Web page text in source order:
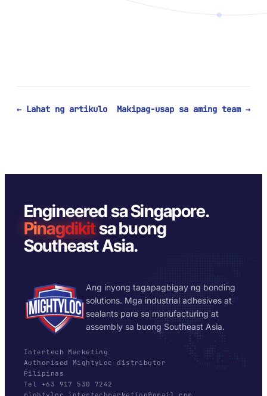
← Lahat ng artikulo Makipag-usap sa aming team →
Engineered sa Singapore.
Pinagdikitsa buong
Southeast Asia.
Ang inyong tagapagbigay ng bonding
solutions. Mga industrial adhesives at
sealants para sa manufacturing at
assembly sa buong Southeast Asia.
Intertech Marketing
Authorised MightyLoc distributor
Pilipinas
Tel +63 917 530 7242